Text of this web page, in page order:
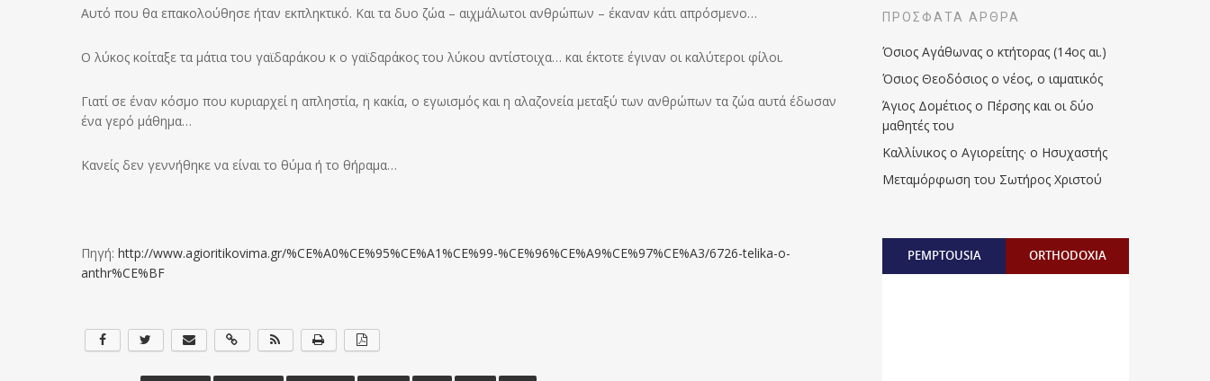
Αυτό που θα επακολούθησε ήταν εκπληκτικό. Και τα δυο ζώα – αιχμάλωτοι ανθρώπων – έκαναν κάτι απρόσμενο…
Ο λύκος κοίταξε τα μάτια του γαϊδαράκου κ ο γαϊδαράκος του λύκου αντίστοιχα… και έκτοτε έγιναν οι καλύτεροι φίλοι.
Γιατί σε έναν κόσμο που κυριαρχεί η απληστία, η κακία, ο εγωισμός και η αλαζονεία μεταξύ των ανθρώπων τα ζώα αυτά έδωσαν
ένα γερό μάθημα…
Κανείς δεν γεννήθηκε να είναι το θύμα ή το θήραμα…
Πηγή: http://www.agioritikovima.gr/%CE%A0%CE%95%CE%A1%CE%99-%CE%96%CE%A9%CE%97%CE%A3/6726-telika-o-
anthr%CE%BF
ΠΡΌΣΦΑΤΑ ΆΡΘΡΑ
Όσιος Αγάθωνας ο κτήτορας (14ος αι.)
Όσιος Θεοδόσιος ο νέος, ο ιαματικός
Άγιος Δομέτιος ο Πέρσης και οι δύο
μαθητές του
Καλλίνικος ο Αγιορείτης · ο Ησυχαστής
Μεταμόρφωση του Σωτήρος Χριστού
PEMPTOUSIA ORTHODOXIA